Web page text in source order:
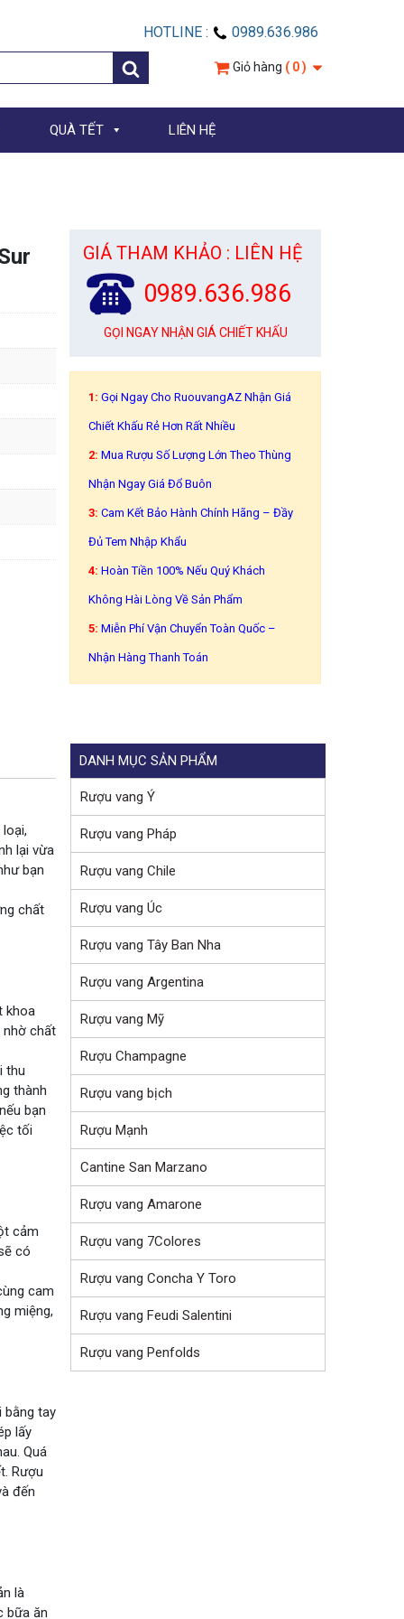
HOTLINE :
0989.636.986
Giỏ hàng ( 0 )
QUÀ TẾT LIÊN HỆ
GIÁ THAM KHẢO : LIÊN HỆ
0989.636.986
GỌI NGAY NHẬN GIÁ CHIẾT KHẤU
1:Gọi Ngay Cho RuouvangAZ Nhận Giá
Chiết Khấu Rẻ Hơn Rất Nhiều
2:Mua Rượu Số Lượng Lớn Theo Thùng
Nhận Ngay Giá Đổ Buôn
3: Cam Kết Bảo Hành Chính Hãng – Đầy
Đủ Tem Nhập Khẩu
4:Hoàn Tiền 100% Nếu Quý Khách
Không Hài Lòng Về Sản Phẩm
5: Miễn Phí Vận Chuyển Toàn Quốc –
Nhận Hàng Thanh Toán
lại vừa
bạn
chất
khoa
nhờ chất
thu
thành
bạn
tối
cảm
có
cam
miệng,
bằng tay
lấy
Quá
Rượu
đến
là
bữa ăn
DANH MỤC SẢN PHẨM
Rượu vang Ý
Rượu vang Pháp
Rượu vang Chile
Rượu vang Úc
Rượu vang Tây Ban Nha
Rượu vang Argentina
Rượu vang Mỹ
Rượu Champagne
Rượu vang bịch
Rượu Mạnh
Cantine San Marzano
Rượu vang Amarone
Rượu vang 7Colores
Rượu vang Concha Y Toro
Rượu vang Feudi Salentini
Rượu vang Penfolds